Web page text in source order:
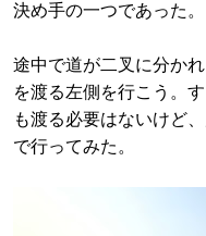
決め手の一つであった。
途中で道が二叉に分か
を渡る左側を行こう。
も渡る必要はないけど
で行ってみた。